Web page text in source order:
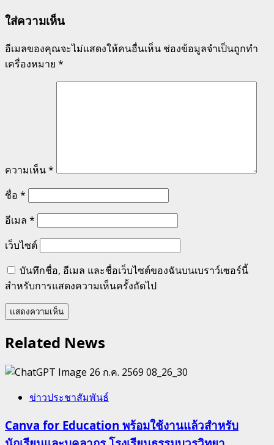
ใส่ความเห็น
อีเมลของคุณจะไม่แสดงให้คนอื่นเห็น ช่องข้อมูลจำเป็นถูกทำ
เครื่องหมาย *
ความเห็น*
ชื่อ *
อีเมล *
เว็บไซต์
บันทึกชื่อ, อีเมล และชื่อเว็บไซต์ของฉันบนเบราว์เซอร์นี้
สำหรับการแสดงความเห็นครั้งถัดไป
Related News
ข่าวประชาสัมพันธ์
Canva for Education พร้อมใช้งานแล้วสำหรับ